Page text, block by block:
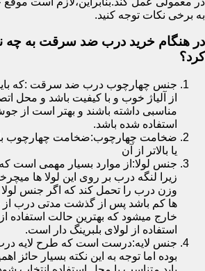
به برخی نکات توجه کنید.
در هنگام خرید درب ضد سرقت به چه
کرد؟
جنس چهارچوب درب ضد سرقت :که باید
از آلیاژ خوب و با کیفیت باشد و محل
استفاده شده باشد.
یا بالاتر از آن
جنس لولا:از موارد بسیار مهمی است که
زیرا لنگه درب بر روی این لولا ها
وزن درب را تحمل کند که اگر جنس لولا
ها کم باشد پس از گذشت مدتی درب از
استفاده از لولای بلبرینگ دار است.
جنس لایه:درست است که طرح لایه
بوده اما توجه به این نکته بسیار حائز